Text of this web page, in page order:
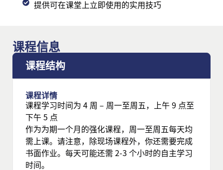
提供可在课堂上立即使用的实用技巧
课程信息
课程结构
课程详情
课程学习时间为 4 周 – 周一至周五，上午 9 点至
下午 5 点
作为为期一个月的强化课程，周一至周五每天均
需上课。请注意，除现场课程外，你还需要完成
书面作业。每天可能还需 2-3 个小时的自主学习
时间。